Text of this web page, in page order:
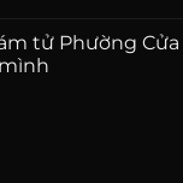
tử Phường